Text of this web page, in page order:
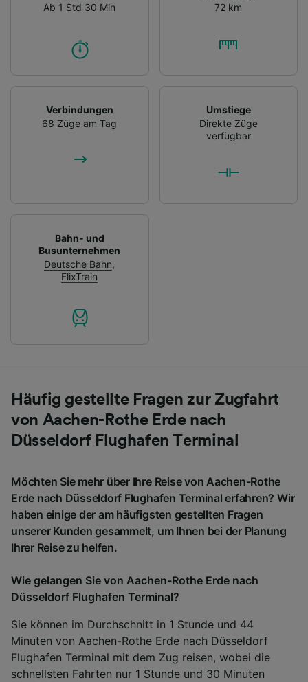
Ab 1 Std 30 Min
72 km
Verbindungen
68 Züge am Tag
Umstiege
Direkte Züge
verfügbar
Bahn- und
Busunternehmen
Deutsche Bahn,
FlixTrain
Häufig gestellte Fragen zur Zugfahrt
von Aachen-Rothe Erde nach
Düsseldorf Flughafen Terminal
Möchten Sie mehr über Ihre Reise von Aachen-Rothe
Erde nach Düsseldorf Flughafen Terminal erfahren? Wir
haben einige der am häufigsten gestellten Fragen
unserer Kunden gesammelt, um Ihnen bei der Planung
Ihrer Reise zu helfen.
Wie gelangen Sie von Aachen-Rothe Erde nach
Düsseldorf Flughafen Terminal?
Sie können im Durchschnitt in 1 Stunde und 44
Minuten von Aachen-Rothe Erde nach Düsseldorf
Flughafen Terminal mit dem Zug reisen, wobei die
schnellsten Fahrten nur 1 Stunde und 30 Minuten